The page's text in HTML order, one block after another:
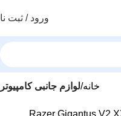
ورود / ثبت
خانه لوازم جانبی کامپیوتر